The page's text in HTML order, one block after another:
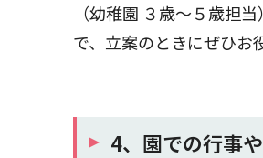
（幼稚園 ３歳～５歳担
で、立案のときにぜひお
4、園での行事